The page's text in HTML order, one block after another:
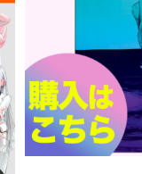
詳細ページへのリン